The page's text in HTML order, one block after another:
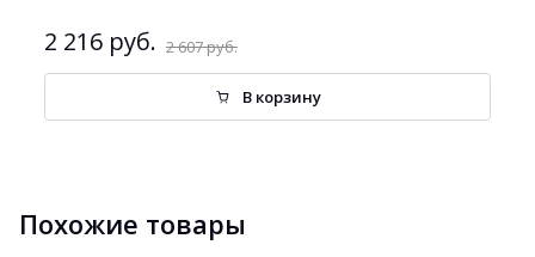
2 216 руб. 2 607 руб.
В корзину
Похожие товары